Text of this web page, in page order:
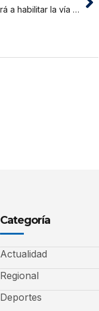
MPSM: “Entre 20 a 25 días se volverá a habilitar la vía por construcción de alcantarilla”
Categoría
Actualidad
Regional
Deportes